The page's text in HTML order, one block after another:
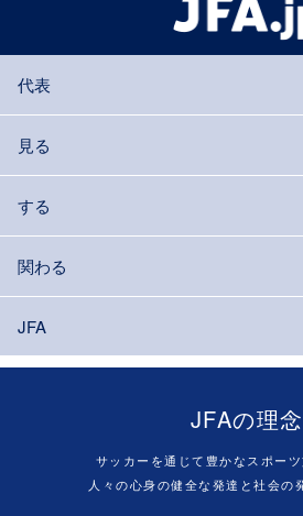
代表
見る
する
関わる
JFA
JFAの理念
サッカーを通じて豊かなスポーツ
人々の心身の健全な発達と社会の